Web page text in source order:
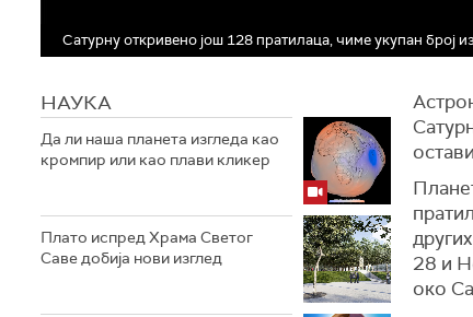
Сатурну откривено још 128 пратилаца, чиме укупан број
НАУКА
Да ли наша планета изгледа као
кромпир или као плави кликер
Плато испред Храма Светог
Саве добија нови изглед
28 и
око